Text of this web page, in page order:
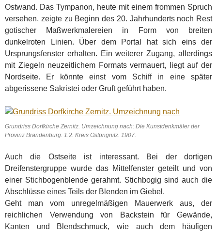
Ostwand. Das Tympanon, heute mit einem frommen Spruch
versehen, zeigte zu Beginn des 20. Jahrhunderts noch Rest
gotischer Maßwerkmalereien in Form von breiten
dunkelroten Linien. Über dem Portal hat sich eins der
Ursprungsfenster erhalten. Ein weiterer Zugang, allerdings
mit Ziegeln neuzeitlichem Formats vermauert, liegt auf der
Nordseite. Er könnte einst vom Schiff in eine später
abgerissene Sakristei oder Gruft geführt haben.
Grundriss Dorfkirche Zernitz. Umzeichnung nach: Die Kunstdenkmäler der
Provinz Brandenburg. 1.2. Kreis Ostprignitz. 1907.
Auch die Ostseite ist interessant. Bei der dortigen
Dreifenstergruppe wurde das Mittelfenster geteilt und von
einer Stichbogenblende gerahmt. Stichbogig sind auch die
Abschlüsse eines Teils der Blenden im Giebel.
Geht man vom unregelmäßigen Mauerwerk aus, der
reichlichen Verwendung von Backstein für Gewände,
Kanten und Blendschmuck, wie auch dem häufigen